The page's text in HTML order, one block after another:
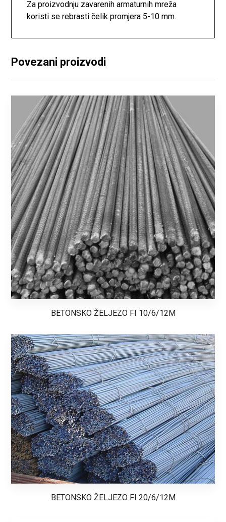
Za proizvodnju zavarenih armaturnih mreža
koristi se rebrasti čelik promjera 5-10 mm.
Povezani proizvodi
BETONSKO ŽELJEZO FI 10/6/12M
BETONSKO ŽELJEZO FI 20/6/12M